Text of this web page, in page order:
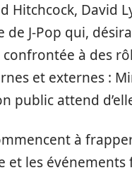
Hitchcock, David
de J-Pop qui,
à des
et externes :
public attend
à
et les